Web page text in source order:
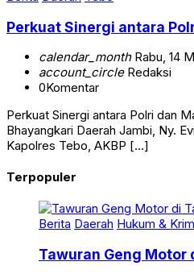
Perkuat Sinergi antara
calendar_monthRabu, 14
account_circleRedaksi
0Komentar
Perkuat Sinergi antara Polri dan
Bhayangkari Daerah Jambi, Ny.
Kapolres Tebo, AKBP […]
Terpopuler
Berita Daerah Hukum &
Tawuran Geng Motor